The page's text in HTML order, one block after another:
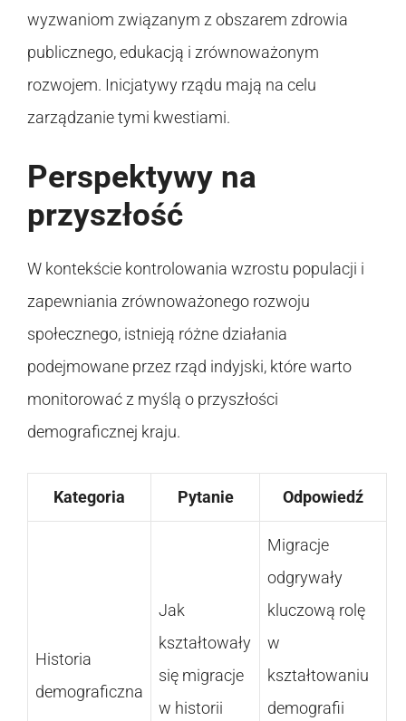
wyzwaniom związanym z obszarem zdrowia
publicznego, edukacją i zrównoważonym
rozwojem. Inicjatywy rządu mają na celu
zarządzanie tymi kwestiami.
Perspektywy na
przyszłość
W kontekście kontrolowania wzrostu populacji i
zapewniania zrównoważonego rozwoju
społecznego, istnieją różne działania
podejmowane przez rząd indyjski, które warto
monitorować z myślą o przyszłości
demograficznej kraju.
Kategoria Pytanie Odpowiedź
Historia
demograficzna
Jak
kształtowały
się migracje
w historii
Migracje
odgrywały
kluczową rolę
w
kształtowaniu
demografii